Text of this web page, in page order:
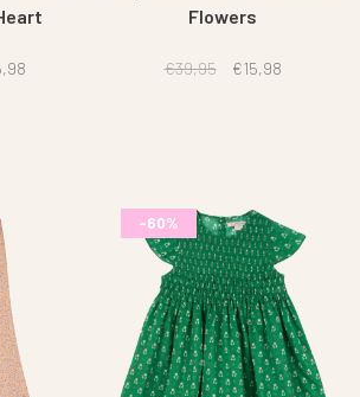
Flowers
€39,95 €15,98
-60%